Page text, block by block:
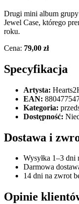
Drugi mini album
Jewel Case, którego
roku.
Cena: 79,00 zł
Specyfikacja
Artysta:
EAN:
Kategoria:
Dostępność:
Dostawa i
Wysyłka 1–3 dni
Darmowa
14 dni na zwrot
Opinie